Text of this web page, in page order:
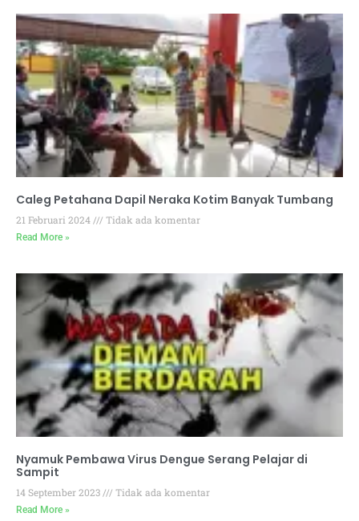
Caleg Petahana Dapil Neraka Kotim Banyak Tumbang
21 Februari 2024 Tidak ada komentar
Read More »
Nyamuk Pembawa Virus Dengue Serang Pelajar di
Sampit
14 September 2023 Tidak ada komentar
Read More »